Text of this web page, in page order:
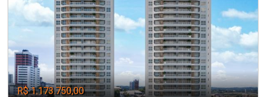
R$ 1.173.750,00